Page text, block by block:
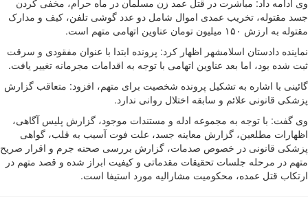
وی ادامه داد: مباشرت در قتل عمد زن مسلمان در ماه حرام، مخفی کردن
جسد مقتوله، تخریب عمدی اموال شامل دو عدد گوشی تلفن، کیف و مدارک
مقتوله به ارزش ۱۵۰ میلیون تومان عناوین اتهامی متهم است.
نماینده دادستان اسلامشهر اظهار کرد: پرونده ابتدا با عنوان مفقودی و سرقت
ثبت شده بود، اما بعد عناوین اتهامی با توجه به اقدامات مجرمانه تغییر یافت.
گائینی با اشاره به تشکیل پرونده شخصیت برای متهم، افزود: متعاقب گزارش
پزشکی قانونی علائم و سابقه اختلال روانی ندارد.
وی گفت: با توجه به مجموعه ادله و مستندات موجود، گزارش پلیس آگاهی،
اظهارات مطلعین، گزارش معاینه جسد، علت فوت آسیب به قلب، گواهی
پزشکی قانونی در خصوص صدمات، گزارش بررسی صحنه جرم و اقرار صریح
متهم در مرحله جلسات تحقیقات مقدماتی و کیفیت ابراز شده و قصد متهم در
ارتکاب قتل عمده، محکومیت مشارالیه مورد استیفا است.